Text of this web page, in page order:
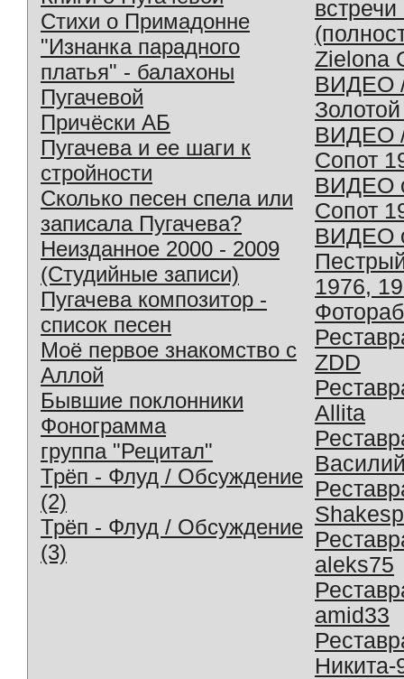
Стихи о Примадонне
"Изнанка парадного
платья" - балахоны
Пугачевой
Причёски АБ
Пугачева и ее шаги к
стройности
Сколько песен спела или
записала Пугачева?
Неизданное 2000 - 2009
(Студийные записи)
Пугачева композитор -
список песен
Моё первое знакомство с
Аллой
Бывшие поклонники
Фонограмма
группа "Рецитал"
Трёп - Флуд / Обсуждение
(2)
Трёп - Флуд / Обсуждение
(3)
Zielona
ВИДЕО
ВИДЕО
Сопот
ВИДЕО
Сопот
ВИДЕО
1976,
ZDD
Allita
aleks75
amid33
Никита-